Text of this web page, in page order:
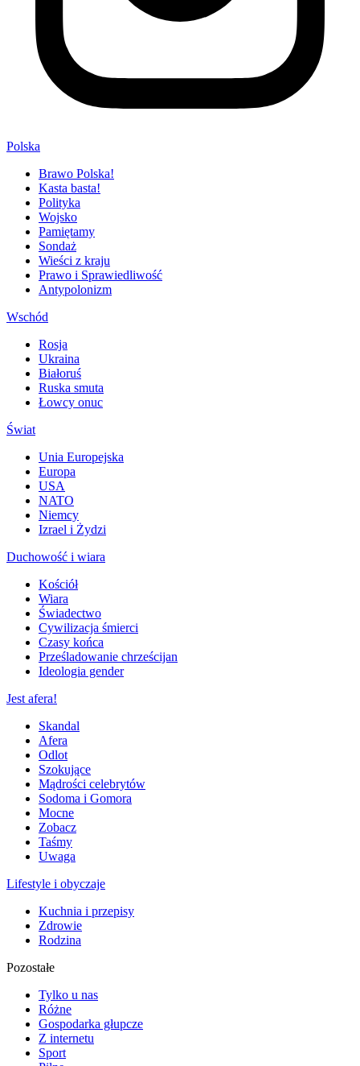
Polska
Brawo Polska!
Kasta basta!
Polityka
Wojsko
Pamiętamy
Sondaż
Wieści z kraju
Prawo i Sprawiedliwość
Antypolonizm
Wschód
Rosja
Ukraina
Białoruś
Ruska smuta
Łowcy onuc
Świat
Unia Europejska
Europa
USA
NATO
Niemcy
Izrael i Żydzi
Duchowość i wiara
Kościół
Wiara
Świadectwo
Cywilizacja śmierci
Czasy końca
Prześladowanie chrześcijan
Ideologia gender
Jest afera!
Skandal
Afera
Odlot
Szokujące
Mądrości celebrytów
Sodoma i Gomora
Mocne
Zobacz
Taśmy
Uwaga
Lifestyle i obyczaje
Kuchnia i przepisy
Zdrowie
Rodzina
Pozostałe
Tylko u nas
Różne
Gospodarka głupcze
Z internetu
Sport